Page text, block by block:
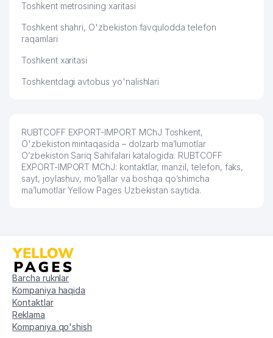
Toshkent metrosining xaritasi
Toshkent shahri, O'zbekiston favqulodda telefon
raqamlari
Toshkent xaritasi
Toshkentdagi avtobus yo'nalishlari
RUBTCOFF EXPORT-IMPORT MChJ Toshkent,
O'zbekiston mintaqasida – dolzarb ma’lumotlar
O’zbekiston Sariq Sahifalari katalogida. RUBTCOFF
EXPORT-IMPORT MChJ: kontaktlar, manzil, telefon, faks,
sayt, joylashuv, mo’ljallar va boshqa qo’shimcha
ma’lumotlar Yellow Pages Uzbekistan saytida.
Barcha ruknlar
Kompaniya haqida
Kontaktlar
Reklama
Kompaniya qo'shish